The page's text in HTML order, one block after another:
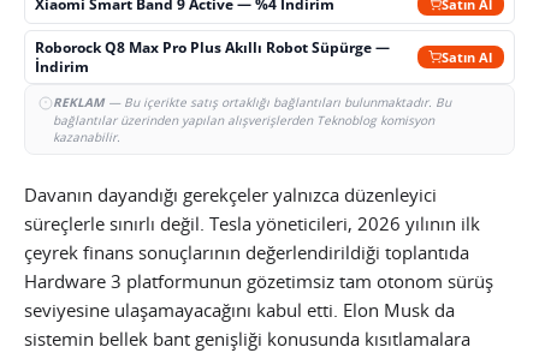
Satın Al
Roborock Q8 Max Pro Plus Akıllı Robot Süpürge —
İndirim
Satın Al
REKLAM— Bu içerikte satış ortaklığı bağlantıları bulunmaktadır. Bu
bağlantılar üzerinden yapılan alışverişlerden Teknoblog komisyon
kazanabilir.
Davanın dayandığı gerekçeler yalnızca düzenleyici
süreçlerle sınırlı değil. Tesla yöneticileri, 2026 yılının ilk
çeyrek finans sonuçlarının değerlendirildiği toplantıda
Hardware 3 platformunun gözetimsiz tam otonom sürüş
seviyesine ulaşamayacağını kabul etti. Elon Musk da
sistemin bellek bant genişliği konusunda kısıtlamalara